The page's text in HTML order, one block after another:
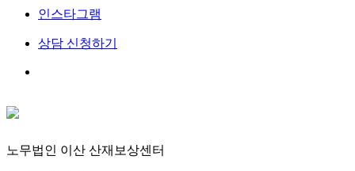
인스타그램
상담 신청하기
노무법인 이산 산재보상센터